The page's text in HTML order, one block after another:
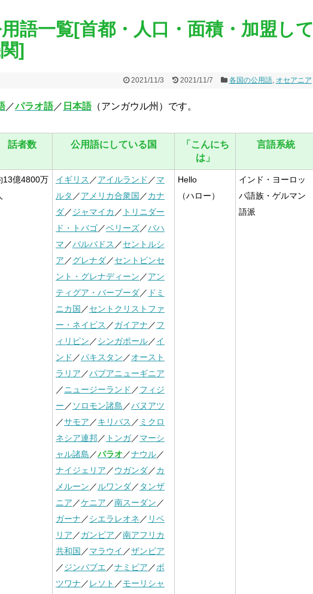
語一覧[首都・人口・面積・加盟して
]
2021/11/3 2021/11/7 各国の公用語, オセアニア
／パラオ語／ 日本語（アンガウル州）です。
話者数 公用語にしている国
「こんにち
は」
言語系統
13億4800万
イギリス ／アイルランド ／マ
ルタ ／アメリカ合衆国 ／カナ
ダ／ジャマイカ ／ トリニダー
ド・トバゴ／ベリーズ／バハ
マ ／バルバドス ／セントルシ
ア ／グレナダ／セントビンセ
ント・グレナディーン ／アン
ティグア・バーブーダ／ ドミ
ニカ国 ／セントクリストファ
ー・ネイビス ／ガイアナ ／フ
ィリピン ／シンガポール／イ
ンド ／パキスタン ／オースト
ラリア ／パプアニューギニア
／ニュージーランド ／フィジ
ー ／ ソロモン諸島 ／バヌアツ
／サモア ／キリバス ／ ミクロ
ネシア連邦／ トンガ／マーシ
ャル諸島 ／パラオ ／ナウル／
ナイジェリア ／ウガンダ／カ
メルーン ／ ルワンダ／ タンザ
ニア ／ケニア ／南スーダン ／
ガーナ ／シエラレオネ ／ リベ
リア ／ガンビア ／南アフリカ
共和国 ／マラウイ ／ザンビア
／ジンバブエ ／ナミビア ／ボ
ツワナ ／ レソト ／モーリシャ
Hello
（ハロー）
インド・ヨーロッ
パ語族・ゲルマン
語派